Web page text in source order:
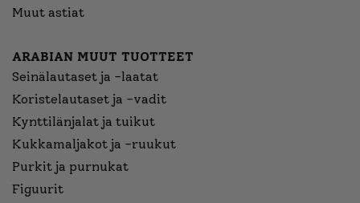
Muut astiat
ARABIAN MUUT TUOTTEET
Seinälautaset ja -laatat
Koristelautaset ja -vadit
Kynttilänjalat ja tuikut
Kukkamaljakot ja -ruukut
Purkit ja purnukat
Figuurit